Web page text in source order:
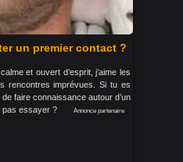
un premier contact ?
et ouvert d’esprit, j’aime les
rencontres imprévues. Si tu es
faire connaissance autour d’un
pas essayer ?
Annonce partenaire